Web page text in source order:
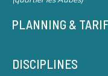
PLANNING &
DISCIPLINES